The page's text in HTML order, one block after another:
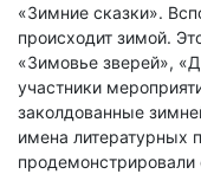
«Зимние сказки».
происходит зимой.
«Зимовье зверей»,
участники
заколдованные
имена литературных
продемонстрировали